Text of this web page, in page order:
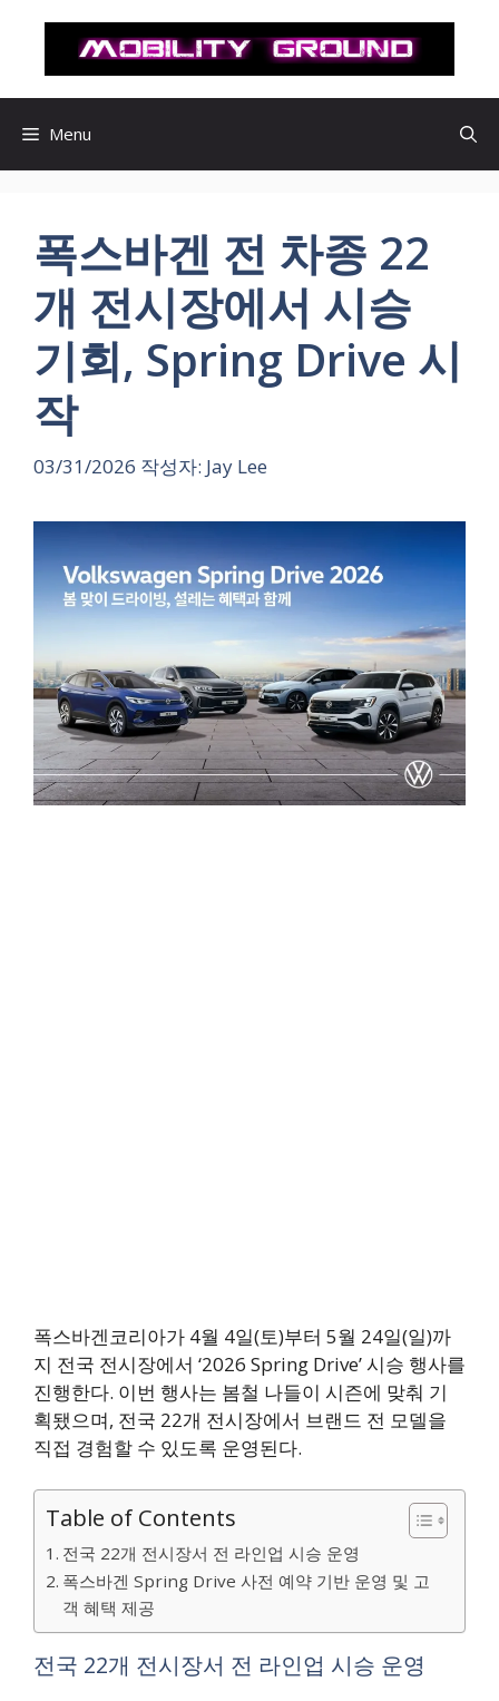
로
Menu
폭스바겐 전 차종 22
개 전시장에서 시승
기회, Spring Drive 시
작
03/31/2026 작성자: Jay Lee
폭스바겐코리아가 4월 4일(토)부터 5월 24일(일)까
지 전국 전시장에서 ‘2026 Spring Drive’ 시승 행사를
진행한다. 이번 행사는 봄철 나들이 시즌에 맞춰 기
획됐으며, 전국 22개 전시장에서 브랜드 전 모델을
직접 경험할 수 있도록 운영된다.
Table of Contents
전국 22개 전시장서 전 라인업 시승 운영
폭스바겐 Spring Drive 사전 예약 기반 운영 및 고
객 혜택 제공
전국 22개 전시장서 전 라인업 시승 운영